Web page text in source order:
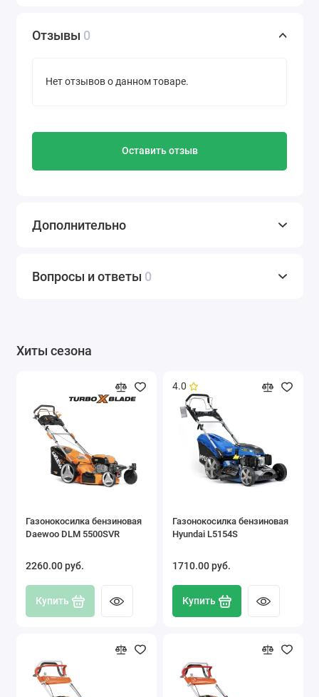
Отзывы 0
Нет отзывов о данном товаре.
Оставить отзыв
Вопросы и ответы 0
Дополнительно
Хиты сезона
Газонокосилка бензиновая
Daewoo DLM 5500SVR
2260.00 pуб.
Купить
4.0
Газонокосилка бензиновая
Hyundai L5154S
1710.00 pуб.
Купить